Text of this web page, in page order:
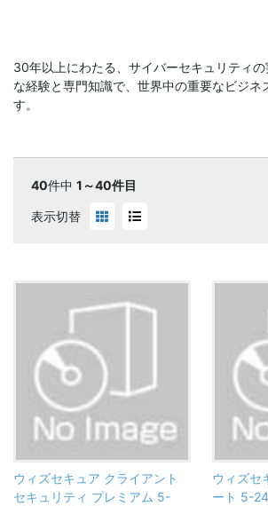
30年以上にわたる、サイバーセキュリティ
な経験と専門知識で、世界中の重要なビジネ
す。
40件中 1～40件目
表示切替
ウィズセキュア クライアント
セキュリティ プレミアム 5-
ウィズセ
ート 5-